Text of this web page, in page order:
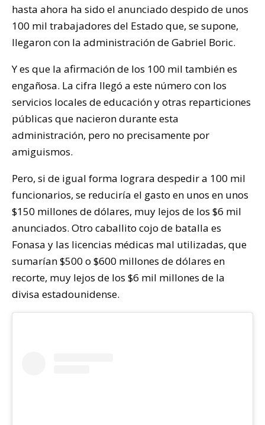
hasta ahora ha sido el anunciado despido de unos
100 mil trabajadores del Estado que, se supone,
llegaron con la administración de Gabriel Boric.
Y es que la afirmación de los 100 mil también es
engañosa. La cifra llegó a este número con los
servicios locales de educación y otras reparticiones
públicas que nacieron durante esta
administración, pero no precisamente por
amiguismos.
Pero, si de igual forma lograra despedir a 100 mil
funcionarios, se reduciría el gasto en unos en unos
$150 millones de dólares, muy lejos de los $6 mil
anunciados. Otro caballito cojo de batalla es
Fonasa y las licencias médicas mal utilizadas, que
sumarían $500 o $600 millones de dólares en
recorte, muy lejos de los $6 mil millones de la
divisa estadounidense.